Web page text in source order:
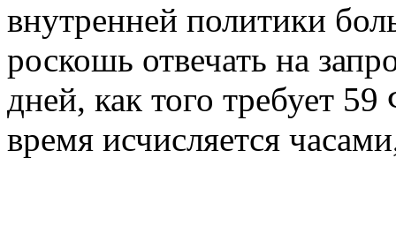
внутренней политики
роскошь отвечать на
дней, как того требует
время исчисляется